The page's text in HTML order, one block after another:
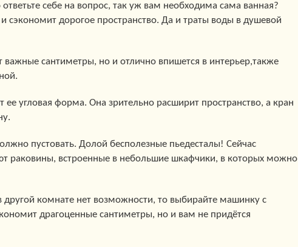
себе на вопрос, так уж вам необходима сама ванная?
сэкономит дорогое пространство. Да и траты воды в душевой
сантиметры, но и отлично впишется в интерьер,также
угловая форма. Она зрительно расширит пространство, а кран
пустовать. Долой бесполезные пьедесталы! Сейчас
раковины, встроенные в небольшие шкафчики, в которых можно
комнате нет возможности, то выбирайте машинку с
драгоценные сантиметры, но и вам не придётся